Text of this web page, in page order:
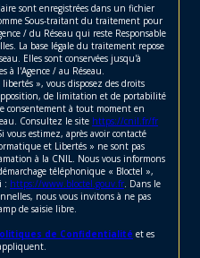
sont enregistrées dans un fichier
Sous-traitant du traitement pour
/ du Réseau qui reste Responsable
La base légale du traitement repose
Elles sont conservées jusqu'à
à l'Agence / au Réseau.
», vous disposez des droits
de limitation et de portabilité
consentement à tout moment en
Consultez le site https://cnil.fr/fr
vous estimez, après avoir contacté
et Libertés » ne sont pas
à la CNIL. Nous vous informons
téléphonique « Bloctel »,
: https://www.bloctel.gouv.fr . Dans le
nous vous invitons à ne pas
de saisie libre.
de Confidentialité et es